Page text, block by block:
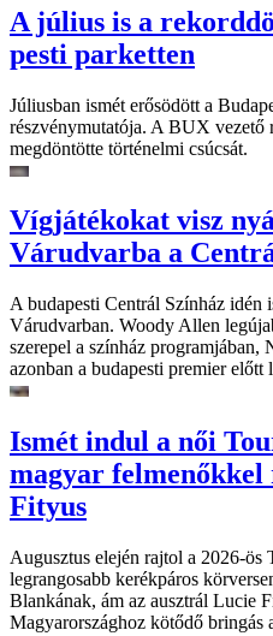
A július is a
pesti parketten
Júliusban ismét erősödött a
részvénymutatója. A BUX vezető
megdöntötte történelmi csúcsát.
Vígjátékokat visz
Várudvarba a
A budapesti Centrál Színház idén
Várudvarban. Woody Allen
szerepel a színház
azonban a budapesti premier előtt
Ismét indul a női
magyar felmenőkkel
Fityus
Augusztus elején rajtol a 2026-ös
legrangosabb kerékpáros
Blankának, ám az ausztrál Lucie
Magyarországhoz kötődő bringás